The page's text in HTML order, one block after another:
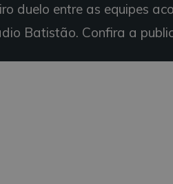
duelo entre as equipes
Batistão. Confira a